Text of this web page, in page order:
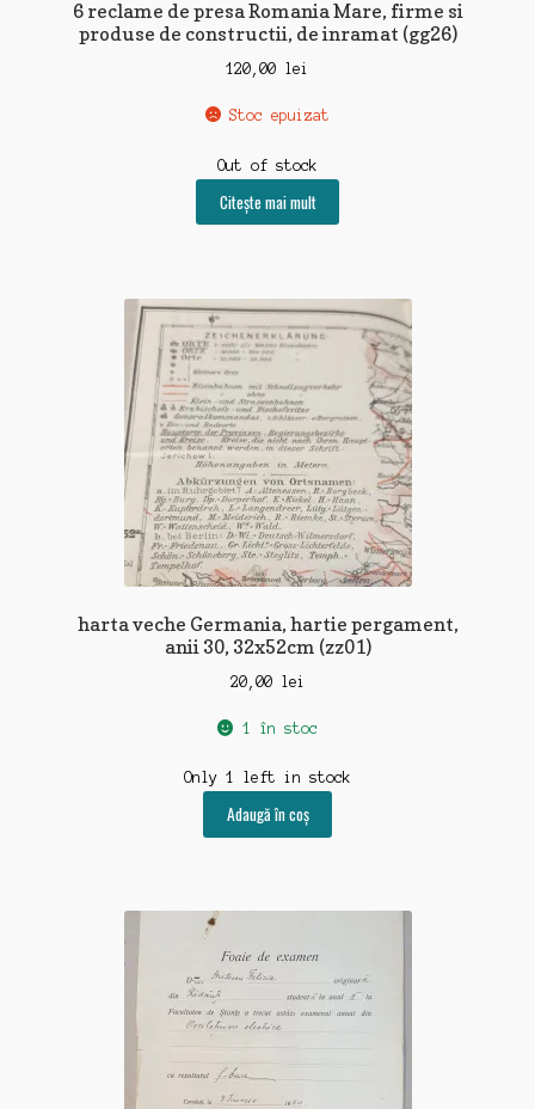
6 reclame de presa Romania Mare, firme si
produse de constructii, de inramat (gg26)
120,00 lei
Stoc epuizat
Out of stock
Citește mai mult
harta veche Germania, hartie pergament,
anii 30, 32x52cm (zz01)
20,00 lei
1 în stoc
Only 1 left in stock
Adaugă în coș